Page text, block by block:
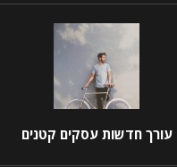
עורך חדשות עסקים קטנים